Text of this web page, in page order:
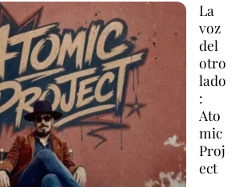
La
voz
del
otro
lado
:
Ato
mic
Proj
ect